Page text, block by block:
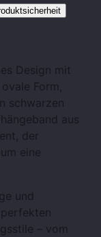
Design mit
Form,
schwarzen
aus
der
eine
und
– vom